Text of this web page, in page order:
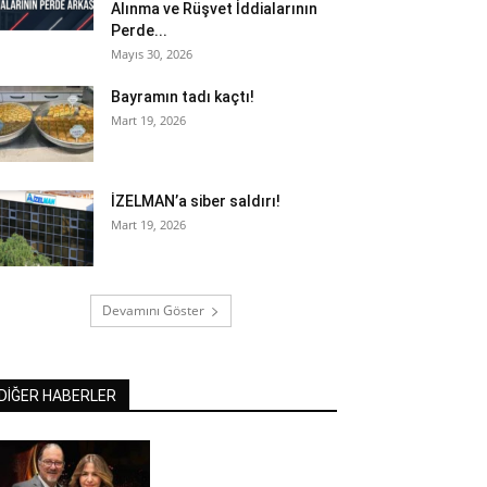
Alınma ve Rüşvet İddialarının
Perde...
Mayıs 30, 2026
Bayramın tadı kaçtı!
Mart 19, 2026
İZELMAN’a siber saldırı!
Mart 19, 2026
Devamını Göster
HABERLER